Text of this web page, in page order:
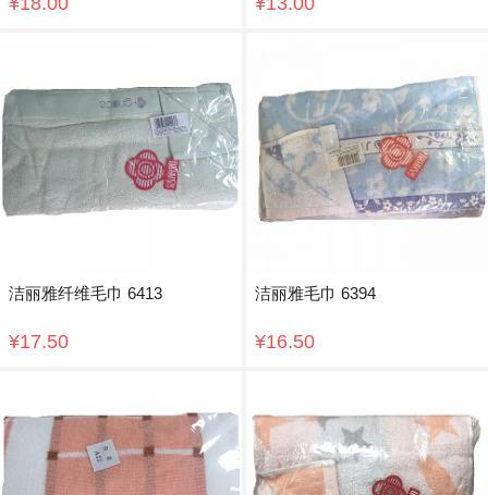
洁丽雅纤维毛巾 6413
¥17.50
洁丽雅毛巾 6394
¥16.50